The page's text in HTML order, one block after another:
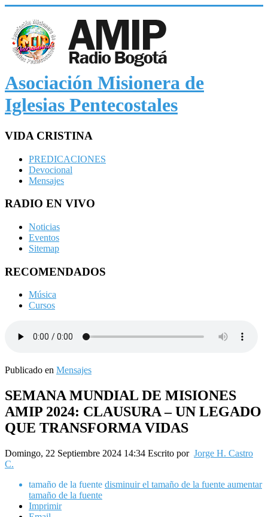
Asociación Misionera de
Iglesias Pentecostales
VIDA CRISTINA
PREDICACIONES
Devocional
Mensajes
RADIO EN VIVO
Noticias
Eventos
Sitemap
RECOMENDADOS
Música
Cursos
Publicado en Mensajes
SEMANA MUNDIAL DE MISIONES
AMIP 2024: CLAUSURA – UN LEGADO
QUE TRANSFORMA VIDAS
Domingo, 22 Septiembre 2024 14:34 Escrito por Jorge H. Castro
C.
tamaño de la fuente disminuir el tamaño de la fuente aumentar
tamaño de la fuente
Imprimir